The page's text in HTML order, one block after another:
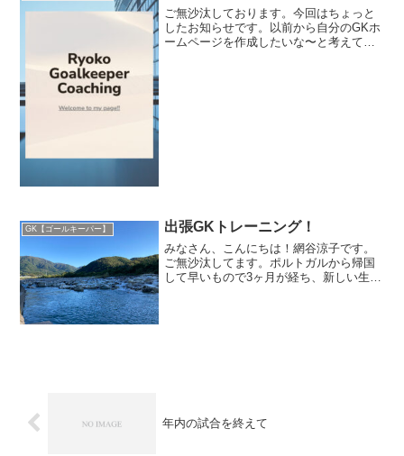
ご無沙汰しております。今回はちょっと
したお知らせです。以前から自分のGKホ
ームページを作成したいな〜と考えてお
GK【ゴールキーパー】 出張GKトレーニング！
みなさん、こんにちは！網谷涼子です。
ご無沙汰してます。ポルトガルから帰国
して早いもので3ヶ月が経ち、新しい生活
年内の試合を終えて